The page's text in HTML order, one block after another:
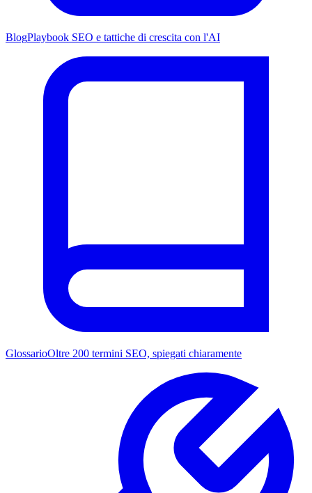
BlogPlaybook SEO e tattiche di crescita con l'AI
GlossarioOltre 200 termini SEO, spiegati chiaramente